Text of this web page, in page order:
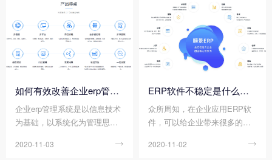
想持续健康运营，为未来企业
更好的发展甚至为上市做准
备，ERP系统数据安全就显得
尤为重要了。那么我们应该怎
么让ERP系统数据变得更安全
呢?
维护保障问题。如果ERP系统
在上线后，没有获得很好的运
营维护的话，根本就发挥不出E
RP系统的真正效用。那么ERP
系统上线后如何做好运营维护
如何有效改善企业erp管理系统?
企业erp管理系统是以信息技术
为基础，以系统化为管理思
内部及其供应商以及客户的数
2020-11-03 
ERP软件不稳定是什么原因?
众所周知，在企业应用ERP软
件，可以给企业带来很多的好
业务流程规则、工作流程的优
2020-11-02 